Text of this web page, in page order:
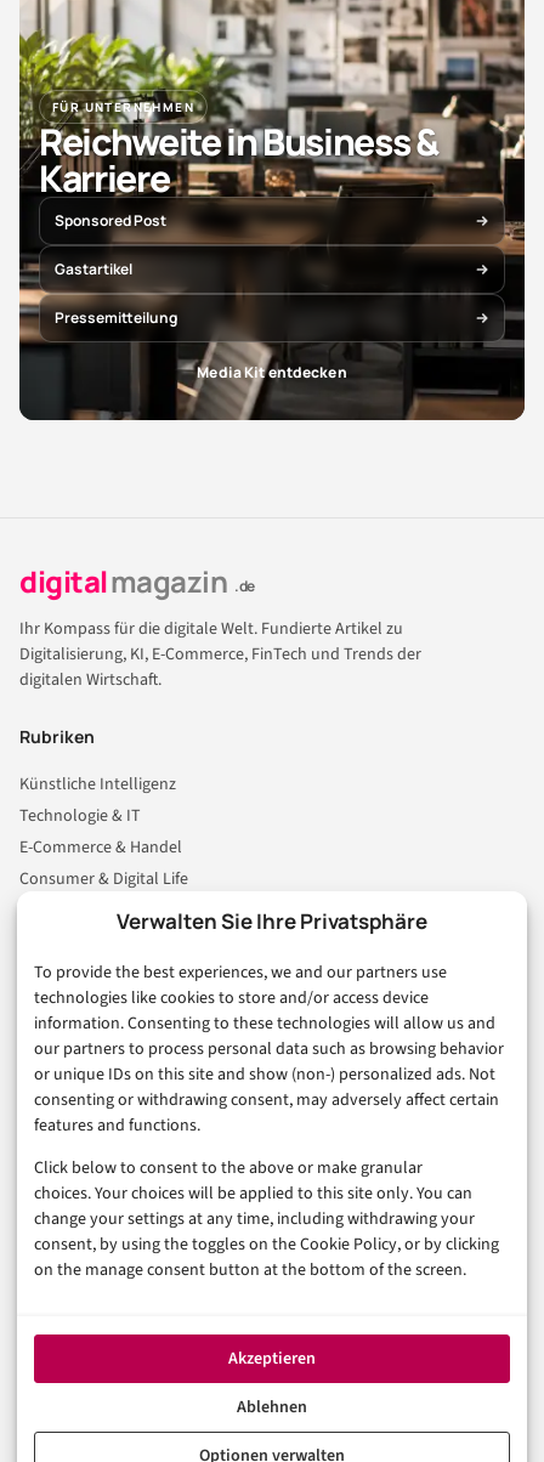
Verwalten Sie Ihre Privatsphäre
To provide the best experiences, we and our partners use
technologies like cookies to store and/or access device
information. Consenting to these technologies will allow us and
our partners to process personal data such as browsing behavior
or unique IDs on this site and show (non-) personalized ads. Not
consenting or withdrawing consent, may adversely affect certain
features and functions.
Click below to consent to the above or make granular
choices. Your choices will be applied to this site only. You can
change your settings at any time, including withdrawing your
consent, by using the toggles on the Cookie Policy, or by clicking
on the manage consent button at the bottom of the screen.
Akzeptieren
Ablehnen
Optionen verwalten
FÜR UNTERNEHMEN
Reichweite in Business &
Karriere
Sponsored Post
Gastartikel
Pressemitteilung
Media Kit entdecken
digitalmagazin .de
Ihr Kompass für die digitale Welt. Fundierte Artikel zu
Digitalisierung, KI, E-Commerce, FinTech und Trends der
digitalen Wirtschaft.
Rubriken
Künstliche Intelligenz
Technologie & IT
E-Commerce & Handel
Consumer & Digital Life
Business & Karriere
Sicherheit & Recht
Digitalisierung
Marketing
Magazin
Unsere Redaktion
Werbeformate & Media Kit
Rechtliches
Datenschutzerklärung (EU)
Cookie-Richtlinie (EU)